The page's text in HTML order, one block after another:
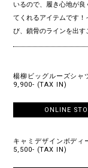
いるので、履き心地が
てくれるアイテムです
び、鎖骨のラインを出す
楊柳ビッグルーズシャ
9,900- (TAX IN)
ONLINE
キャミデザインボディ
5,500- (TAX IN)